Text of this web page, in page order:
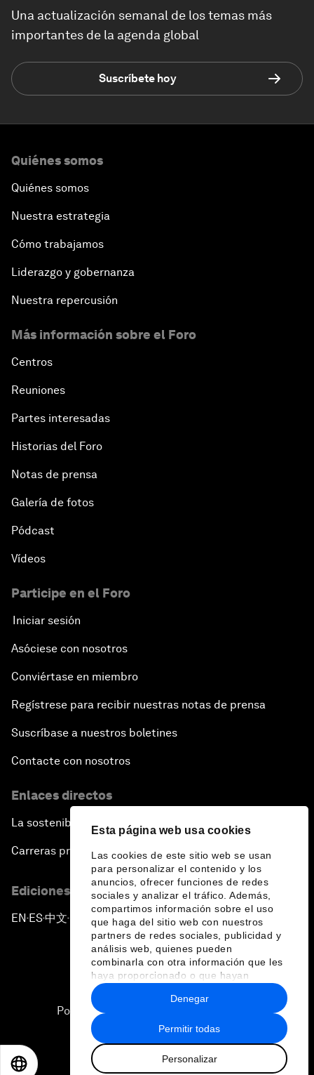
Esta página web usa cookies
Las cookies de este sitio web se usan
para personalizar el contenido y los
anuncios, ofrecer funciones de redes
sociales y analizar el tráfico. Además,
compartimos información sobre el uso
que haga del sitio web con nuestros
partners de redes sociales, publicidad y
análisis web, quienes pueden
combinarla con otra información que les
haya proporcionado o que hayan
recopilado a partir del uso que haya
hecho de sus servicios.
Permitir todas
Personalizar
Denegar
Una actualización semanal de los temas más
importantes de la agenda global
Suscríbete hoy
Quiénes somos
Quiénes somos
Nuestra estrategia
Cómo trabajamos
Liderazgo y gobernanza
Nuestra repercusión
Más información sobre el Foro
Centros
Reuniones
Partes interesadas
Historias del Foro
Notas de prensa
Galería de fotos
Pódcast
Vídeos
Participe en el Foro
Iniciar sesión
Asóciese con nosotros
Conviértase en miembro
Regístrese para recibir nuestras notas de prensa
Suscríbase a nuestros boletines
Contacte con nosotros
Enlaces directos
La sostenibilidad en el Foro
Carreras profesionales
Ediciones en otros idiomas
EN ▪ES▪中文▪ 日本語
Política de privacidad y normas de uso
Sitemap
2026 Foro Económico Mundial